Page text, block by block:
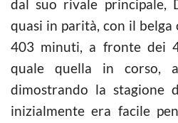
dal suo rivale principale,
quasi in parità, con il belga
403 minuti, a fronte dei
quale quella in corso,
dimostrando la stagione
inizialmente era facile